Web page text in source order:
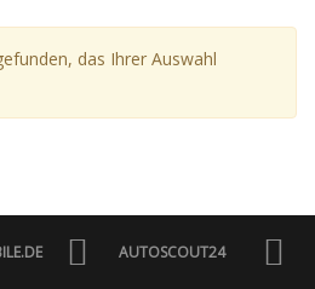
das Ihrer Auswahl
AUTOSCOUT24